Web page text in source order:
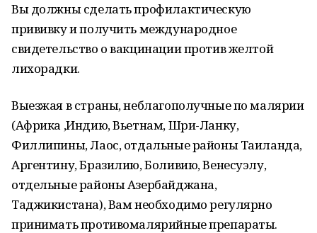
Вы должны сделать профилактическую
прививку и получить международное
свидетельство о вакцинации против желтой
лихорадки.
Выезжая в страны, неблагополучные по малярии
(Африка ,Индию, Вьетнам, Шри-Ланку,
Филлипины, Лаос, отдальные районы Таиланда,
Аргентину, Бразилию, Боливию, Венесуэлу,
отдельные районы Азербайджана,
Таджикистана), Вам необходимо регулярно
принимать противомалярийные препараты.